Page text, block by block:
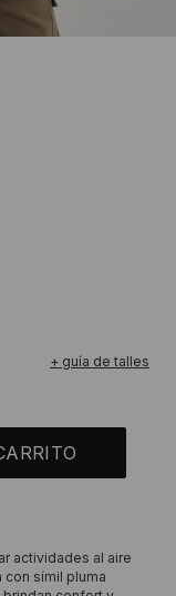
+ guía de talles
actividades al aire
símil pluma